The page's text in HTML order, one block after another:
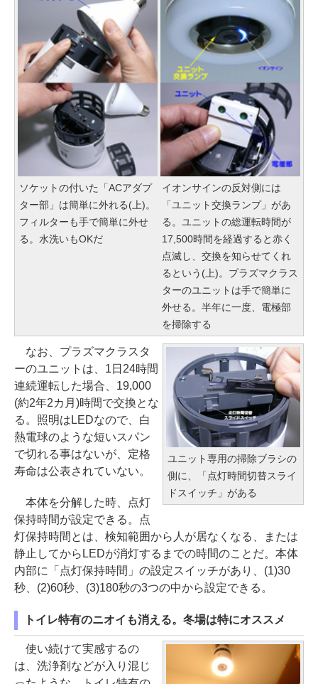
ソケットの付いた「ACアダプ
ター部」は簡単に外れる(上)。
フィルターも手で簡単に外せ
る。水洗いもOKだ
イオンサインの反対側には
「ユニット交換ランプ」があ
る。ユニットの総運転時間が
17,500時間を経過すると赤く
点滅し、交換を知らせてくれ
るという(上)。プラズマクラス
ターのユニットは手で簡単に
外せる。半年に一度、電極部
を掃除する
ユニット専用の掃除ブラシの
側に、「点灯時間切替スライ
ドスイッチ」がある
なお、プラズマクラスタ
ーのユニットは、1日24時間
連続運転した場合、19,000
(約2年2カ月)時間で交換とな
る。照明はLEDなので、白
熱電球のような短いスパン
で切れる事はないが、定格
寿命は公表されていない。
本体を分解した時、点灯
保持時間が設定できる。点
灯保持時間とは、検知範囲から人が居なくなる、または
静止してからLEDが消灯するまでの時間のことだ。本体
内部に「点灯保持時間」の設定スイッチがあり、(1)30
秒、(2)60秒、(3)180秒の3つの中から設定できる。
トイレ特有のニオイも消える。冬場は特にオススメ
使い続けて実感するの
は、洗浄剤などが入り混じ